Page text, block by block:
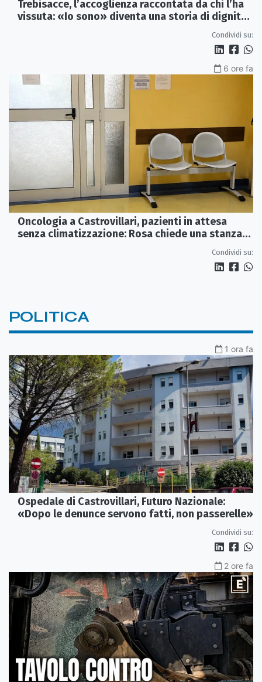
Trebisacce, l’accoglienza raccontata da chi l’ha
vissuta: «Io sono» diventa una storia di dignità
Condividi su:
6 ore fa
Oncologia a Castrovillari, pazienti in attesa
senza climatizzazione: Rosa chiede una stanza
Condividi su:
POLITICA
1 ora fa
Ospedale di Castrovillari, Futuro Nazionale:
«Dopo le denunce servono fatti, non passerelle»
Condividi su:
2 ore fa